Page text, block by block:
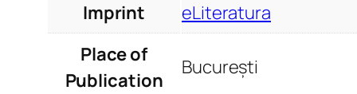
Imprint
eLiteratura
Place of
Publication
București